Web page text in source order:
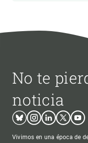
No te
noticia
BlueskyInstagram
LinkedinTwitter
Vivimos en una época de